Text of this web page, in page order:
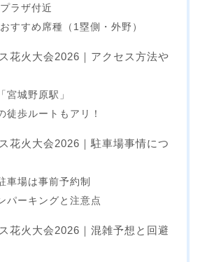
ラザ付近
すすめ席種（1塁側・外野）
花火大会2026｜アクセス方法や
宮城野原駅」
徒歩ルートもアリ！
花火大会2026｜駐車場事情につ
車場は事前予約制
パーキングと注意点
花火大会2026｜混雑予想と回避